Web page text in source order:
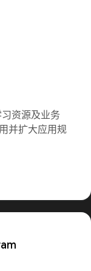
资源及业务
并扩大应用规